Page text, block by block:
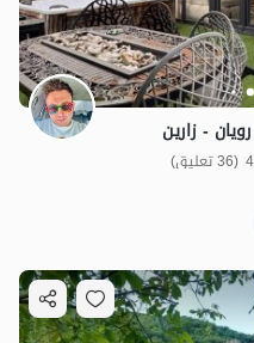
- زارين
(36 تعليق)